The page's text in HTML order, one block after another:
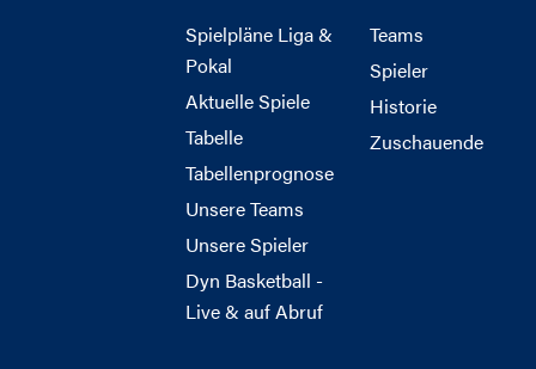
Spielpläne Liga &
Pokal
Aktuelle Spiele
Tabelle
Tabellenprognose
Unsere Teams
Unsere Spieler
Dyn Basketball -
Live & auf Abruf
Teams
Spieler
Historie
Zuschauende